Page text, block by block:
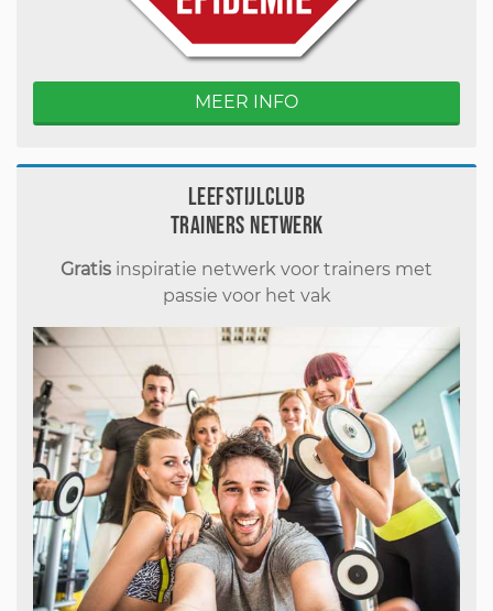
MEER INFO
Leefstijlclub
Trainers Netwerk
Gratis inspiratie netwerk voor trainers met
passie voor het vak